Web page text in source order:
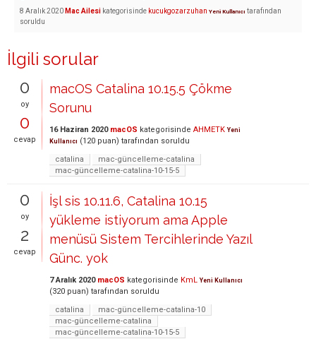
8 Aralık 2020 Mac Ailesi kategorisinde kucukgozarzuhan Yeni Kullanıcı tarafından
soruldu
İlgili sorular
0
oy
0
cevap
macOS Catalina 10.15.5 Çökme
Sorunu
16 Haziran 2020 macOS kategorisinde AHMETK Yeni
Kullanıcı (120 puan) tarafından soruldu
catalina
mac-güncelleme-catalina
mac-güncelleme-catalina-10-15-5
0
oy
2
cevap
İşl sis 10.11.6, Catalina 10.15
yükleme istiyorum ama Apple
menüsü Sistem Tercihlerinde Yazıl
Günc. yok
7 Aralık 2020 macOS kategorisinde KmL Yeni Kullanıcı
(320 puan) tarafından soruldu
catalina
mac-güncelleme-catalina-10
mac-güncelleme-catalina
mac-güncelleme-catalina-10-15-5